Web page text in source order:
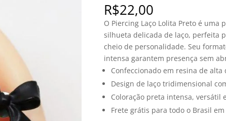
R$22,00
O Piercing Laço Lolita Preto é uma
silhueta delicada de laço, perfeita
cheio de personalidade. Seu
intensa garantem presença sem
Confeccionado em resina de
Design de laço tridimensional
Coloração preta intensa, versátil
Frete grátis para todo o Brasil